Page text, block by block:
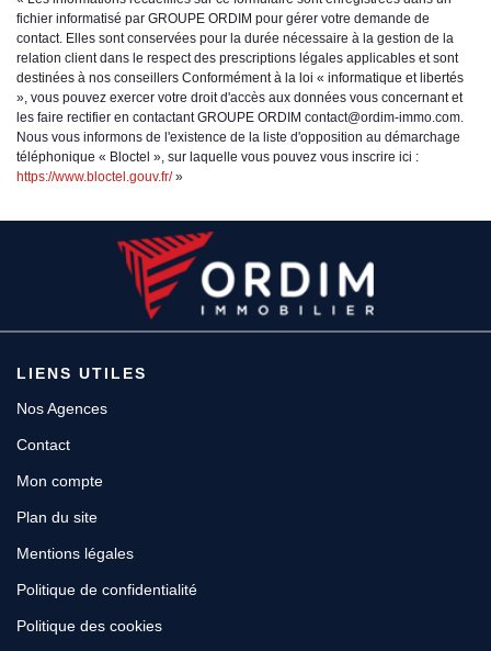
fichier informatisé par GROUPE ORDIM pour gérer votre demande de
contact. Elles sont conservées pour la durée nécessaire à la gestion de la
relation client dans le respect des prescriptions légales applicables et sont
destinées à nos conseillers Conformément à la loi « informatique et libertés
», vous pouvez exercer votre droit d'accès aux données vous concernant et
les faire rectifier en contactant GROUPE ORDIM contact@ordim-immo.com.
Nous vous informons de l'existence de la liste d'opposition au démarchage
téléphonique « Bloctel », sur laquelle vous pouvez vous inscrire ici :
https://www.bloctel.gouv.fr/»
LIENS UTILES
Nos Agences
Contact
Mon compte
Plan du site
Mentions légales
Politique de confidentialité
Politique des cookies